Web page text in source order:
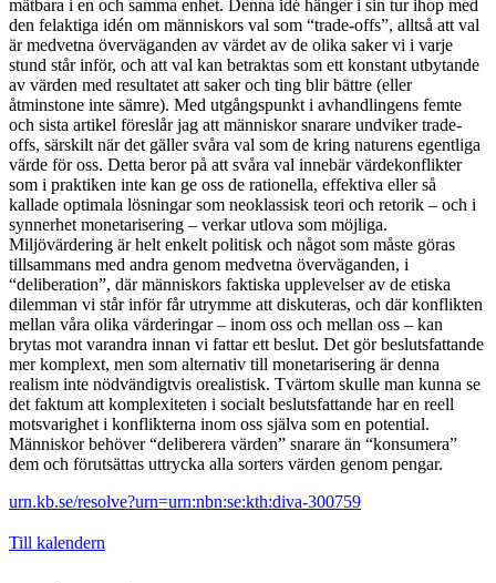
mätbara i en och samma enhet. Denna idé hänger i sin tur ihop med
den felaktiga idén om människors val som “trade-offs”, alltså att val
är medvetna överväganden av värdet av de olika saker vi i varje
stund står inför, och att val kan betraktas som ett konstant utbytande
av värden med resultatet att saker och ting blir bättre (eller
åtminstone inte sämre). Med utgångspunkt i avhandlingens femte
och sista artikel föreslår jag att människor snarare undviker trade-
offs, särskilt när det gäller svåra val som de kring naturens egentliga
värde för oss. Detta beror på att svåra val innebär värdekonflikter
som i praktiken inte kan ge oss de rationella, effektiva eller så
kallade optimala lösningar som neoklassisk teori och retorik – och i
synnerhet monetarisering – verkar utlova som möjliga.
Miljövärdering är helt enkelt politisk och något som måste göras
tillsammans med andra genom medvetna överväganden, i
“deliberation”, där människors faktiska upplevelser av de etiska
dilemman vi står inför får utrymme att diskuteras, och där konflikten
mellan våra olika värderingar – inom oss och mellan oss – kan
brytas mot varandra innan vi fattar ett beslut. Det gör beslutsfattande
mer komplext, men som alternativ till monetarisering är denna
realism inte nödvändigtvis orealistisk. Tvärtom skulle man kunna se
det faktum att komplexiteten i socialt beslutsfattande har en reell
motsvarighet i konflikterna inom oss själva som en potential.
Människor behöver “deliberera värden” snarare än “konsumera”
dem och förutsättas uttrycka alla sorters värden genom pengar.
urn.kb.se/resolve?urn=urn:nbn:se:kth:diva-300759
Till kalendern